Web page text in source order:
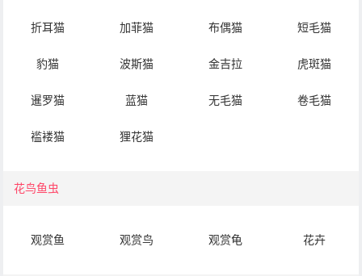
折耳猫 加菲猫 布偶猫 短毛猫
豹猫 波斯猫 金吉拉 虎斑猫
暹罗猫 蓝猫 无毛猫 卷毛猫
褴褛猫 狸花猫
花鸟鱼虫
观赏鱼 观赏鸟 观赏龟 花卉